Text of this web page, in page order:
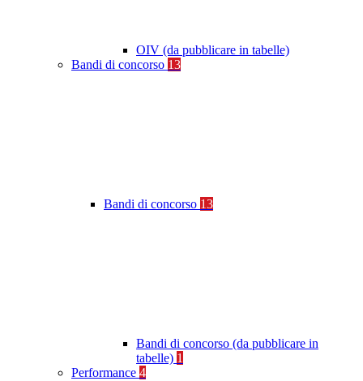
OIV (da pubblicare in tabelle)
Bandi di concorso 13
Bandi di concorso 13
Bandi di concorso (da pubblicare in
tabelle) 1
Performance 4